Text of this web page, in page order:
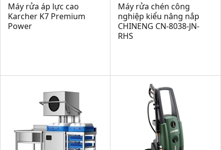
Máy rửa áp lực cao
Karcher K7 Premium
Power
Máy rửa chén công
nghiệp kiểu nâng nắp
CHINENG CN-8038-JN-
RHS